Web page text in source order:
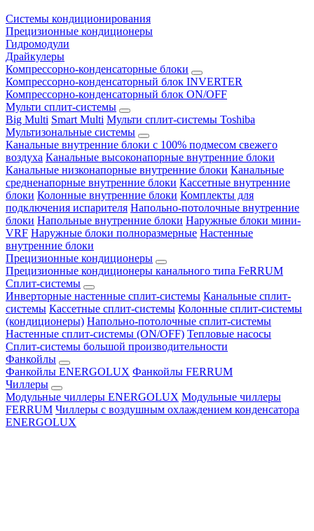
Системы кондиционирования
Прецизионные кондиционеры
Гидромодули
Драйкулеры
Компрессорно-конденсаторные блоки
Компрессорно-конденсаторный блок INVERTER
Компрессорно-конденсаторный блок ON/OFF
Мульти сплит-системы
Big Multi Smart Multi Мульти сплит-системы Toshiba
Мультизональные системы
Канальные внутренние блоки с 100% подмесом свежего
воздуха Канальные высоконапорные внутренние блоки
Канальные низконапорные внутренние блоки Канальные
средненапорные внутренние блоки Кассетные внутренние
блоки Колонные внутренние блоки Комплекты для
подключения испарителя Напольно-потолочные внутренние
блоки Напольные внутренние блоки Наружные блоки мини-
VRF Наружные блоки полноразмерные Настенные
внутренние блоки
Прецизионные кондиционеры
Прецизионные кондиционеры канального типа FeRRUM
Сплит-системы
Инверторные настенные сплит-системы Канальные сплит-
системы Кассетные сплит-системы Колонные сплит-системы
(кондиционеры) Напольно-потолочные сплит-системы
Настенные сплит-системы (ON/OFF) Тепловые насосы
Сплит-системы большой производительности
Фанкойлы
Фанкойлы ENERGOLUX Фанкойлы FERRUM
Чиллеры
Модульные чиллеры ENERGOLUX Модульные чиллеры
FERRUM Чиллеры с воздушным охлаждением конденсатора
ENERGOLUX